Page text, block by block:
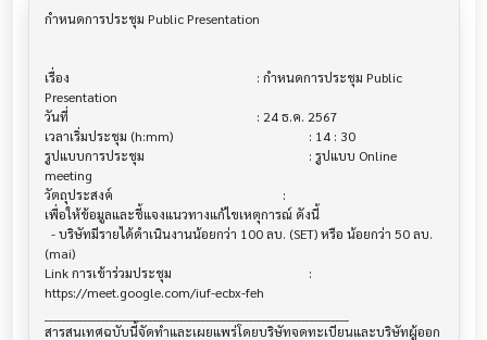
กำหนดการประชุม Public Presentation
เรื่อง                                  			 : กำหนดการประชุม Public
Presentation
วันที่                                  			 : 24 ธ.ค. 2567
เวลาเริ่มประชุม (h:mm)                   			 : 14 : 30
รูปแบบการประชุม                         			 : รูปแบบ Online
meeting
วัตถุประสงค์                            			 :
เพื่อให้ข้อมูลและชี้แจงแนวทางแก้ไขเหตุการณ์ ดังนี้
(mai)
Link การเข้าร่วมประชุม                   			 :
https://meet.google.com/iuf-ecbx-feh
สารสนเทศฉบับนี้จัดทำและเผยแพร่โดยบริษัทจดทะเบียนและบริษัทผู้ออก